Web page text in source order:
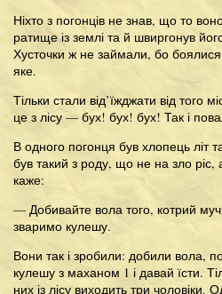
Ніхто з погонців не знав, що то
ратище із землі та й швиргонув
Хусточки ж не займали, бо
яке.
Тільки стали від’їжджати від того
це з лісу — бух! бух! бух! Так і
В одного погонця був хлопець літ
був такий з роду, що не на зло
каже:
— Добивайте вола того, котрий
зваримо кулешу.
Вони так і зробили: добили вола,
кулешу з маханом 1 і давай їсти.
них із лісу виходить три чоловіки.